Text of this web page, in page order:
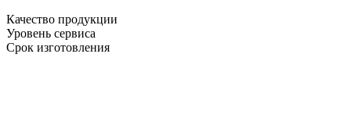
Качество продукции
Уровень сервиса
Срок изготовления